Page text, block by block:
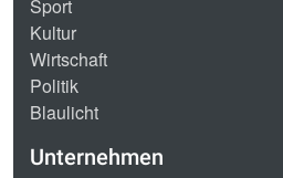
Sport
Kultur
Wirtschaft
Politik
Blaulicht
Unternehmen